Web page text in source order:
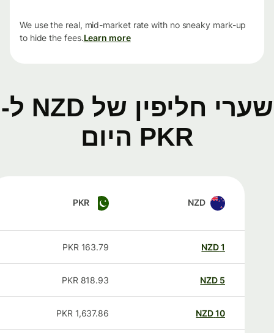
We use the real, mid-market rate with no sneaky mark-up
to hide the fees.Learn more
שערי חליפין של NZD ל-
PKR היום
NZD
PKR
NZD
163.79
PKR
NZD
818.93
PKR
NZD
1,637.86
PKR